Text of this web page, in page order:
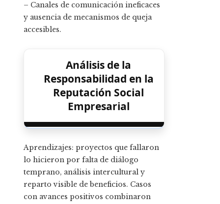
– Canales de comunicación ineficaces
y ausencia de mecanismos de queja
accesibles.
Análisis de la
Responsabilidad en la
Reputación Social
Empresarial
Aprendizajes: proyectos que fallaron
lo hicieron por falta de diálogo
temprano, análisis intercultural y
reparto visible de beneficios. Casos
con avances positivos combinaron